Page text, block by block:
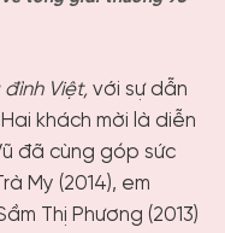
Việt, với sự dẫn
khách mời là diễn
đã cùng góp sức
My (2014), em
Thị Phương (2013)